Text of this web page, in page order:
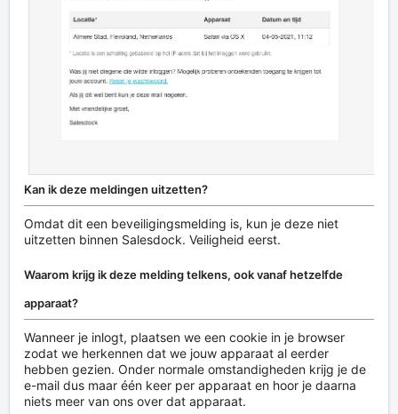
Kan ik deze meldingen uitzetten?
Omdat dit een beveiligingsmelding is, kun je deze niet
uitzetten binnen Salesdock. Veiligheid eerst.
Waarom krijg ik deze melding telkens, ook vanaf hetzelfde
apparaat?
Wanneer je inlogt, plaatsen we een cookie in je browser
zodat we herkennen dat we jouw apparaat al eerder
hebben gezien. Onder normale omstandigheden krijg je de
e-mail dus maar één keer per apparaat en hoor je daarna
niets meer van ons over dat apparaat.